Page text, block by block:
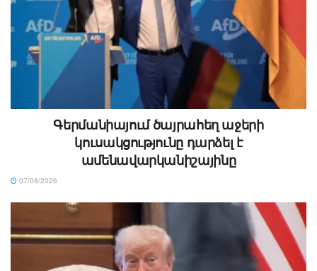
Գերմանիայում ծայրահեղ աջերի
կուսակցությունը դարձել է
ամենավարկանիշայինը
07/08/2026